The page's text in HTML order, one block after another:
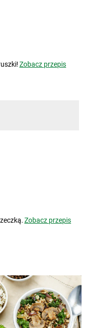
Zobacz przepis
Zobacz przepis